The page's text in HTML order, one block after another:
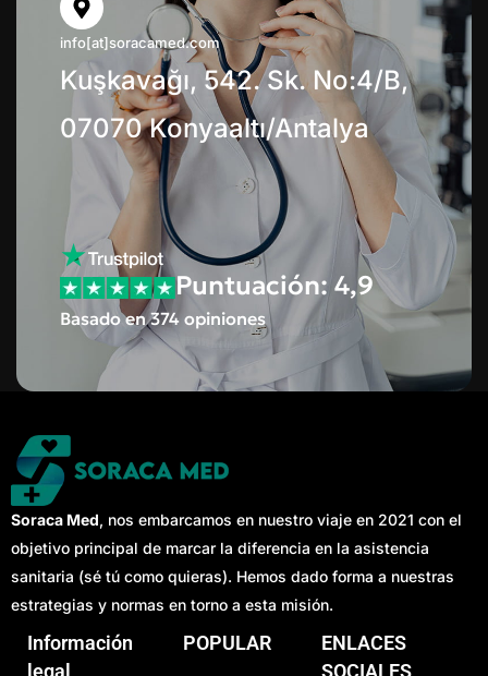
info[at]soracamed.com
Kuşkavağı, 542. Sk. No:4/B,
07070 Konyaaltı/Antalya
Puntuación: 4,9
Basado en 374 opiniones
Soraca Med, nos embarcamos en nuestro viaje en 2021 con el
objetivo principal de marcar la diferencia en la asistencia
sanitaria (sé tú como quieras). Hemos dado forma a nuestras
estrategias y normas en torno a esta misión.
Información
legal
POPULAR
ENLACES
SOCIALES